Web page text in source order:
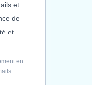
et
de
et
en